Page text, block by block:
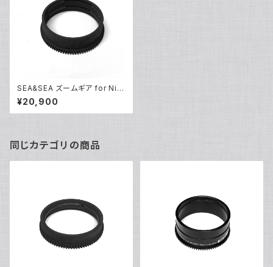
SEA&SEA ズームギア for Nik
on AF-S NIKKOR 14-24mm
F2.8G [31195]
¥20,900
同じカテゴリの商品